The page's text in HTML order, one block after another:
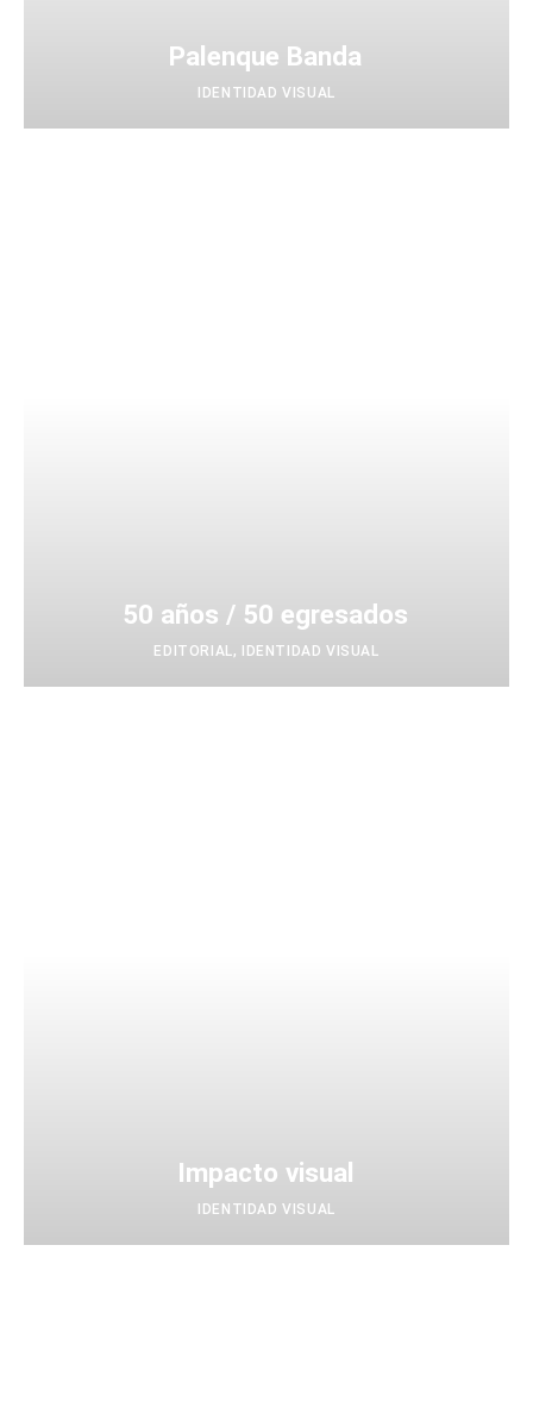
Palenque Banda
IDENTIDAD VISUAL
50 años / 50 egresados
EDITORIAL, IDENTIDAD VISUAL
Impacto visual
IDENTIDAD VISUAL